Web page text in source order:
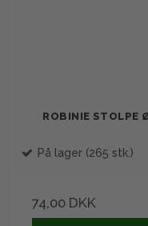
ROBINIE STOLPE
På lager (265 stk.)
74,00 DKK